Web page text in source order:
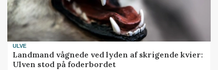
ULVE
Landmand vågnede ved lyden af skrigende kvier:
Ulven stod på foderbordet